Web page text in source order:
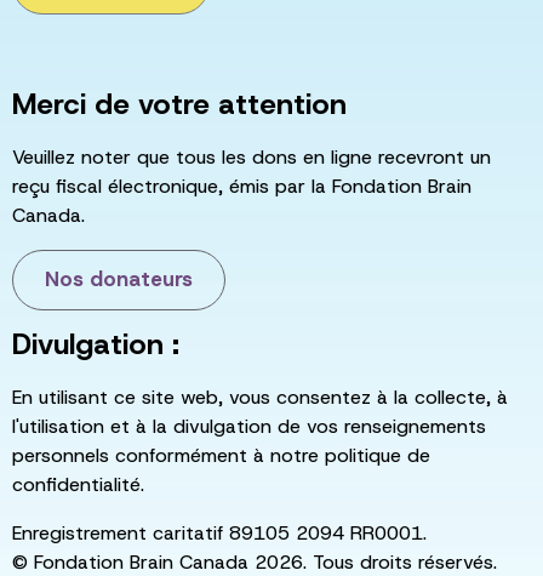
Merci de votre attention
Veuillez noter que tous les dons en ligne recevront un
reçu fiscal électronique, émis par la Fondation Brain
Canada.
Nos donateurs
Divulgation :
En utilisant ce site web, vous consentez à la collecte, à
l'utilisation et à la divulgation de vos renseignements
personnels conformément à notre politique de
confidentialité.
Enregistrement caritatif 89105 2094 RR0001.
© Fondation Brain Canada 2026. Tous droits réservés.